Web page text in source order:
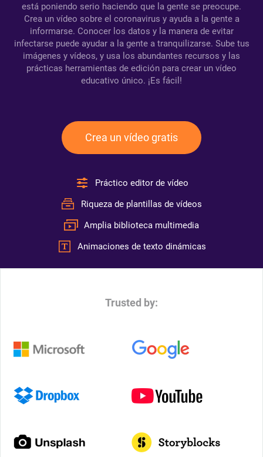
está poniendo serio haciendo que la gente se preocupe.
Crea un vídeo sobre el coronavirus y ayuda a la gente a
informarse. Conocer los datos y la manera de evitar
infectarse puede ayudar a la gente a tranquilizarse. Sube tus
imágenes y vídeos, y usa los abundantes recursos y las
prácticas herramientas de edición para crear un vídeo
educativo único. ¡Es fácil!
Crea un vídeo gratis
Práctico editor de vídeo
Riqueza de plantillas de vídeos
Amplia biblioteca multimedia
Animaciones de texto dinámicas
Trusted by: